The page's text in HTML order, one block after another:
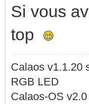
Si vous
top
Calaos v1.1.20
RGB LED
Calaos-OS